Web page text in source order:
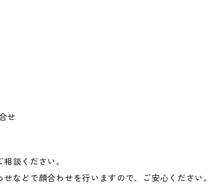
せ
談ください。
などで顔合わせを行いますので、ご安心ください。